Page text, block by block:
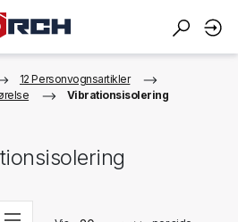
12 Personvognsartikler
Vibrationsisolering